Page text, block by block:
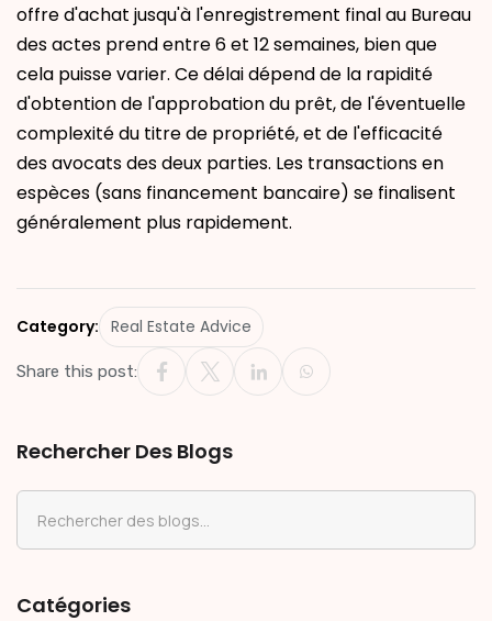
offre d'achat jusqu'à l'enregistrement final au Bureau
des actes prend entre 6 et 12 semaines, bien que
cela puisse varier. Ce délai dépend de la rapidité
d'obtention de l'approbation du prêt, de l'éventuelle
complexité du titre de propriété, et de l'efficacité
des avocats des deux parties. Les transactions en
espèces (sans financement bancaire) se finalisent
généralement plus rapidement.
Category: Real Estate Advice
Share this post:
Rechercher Des Blogs
Catégories